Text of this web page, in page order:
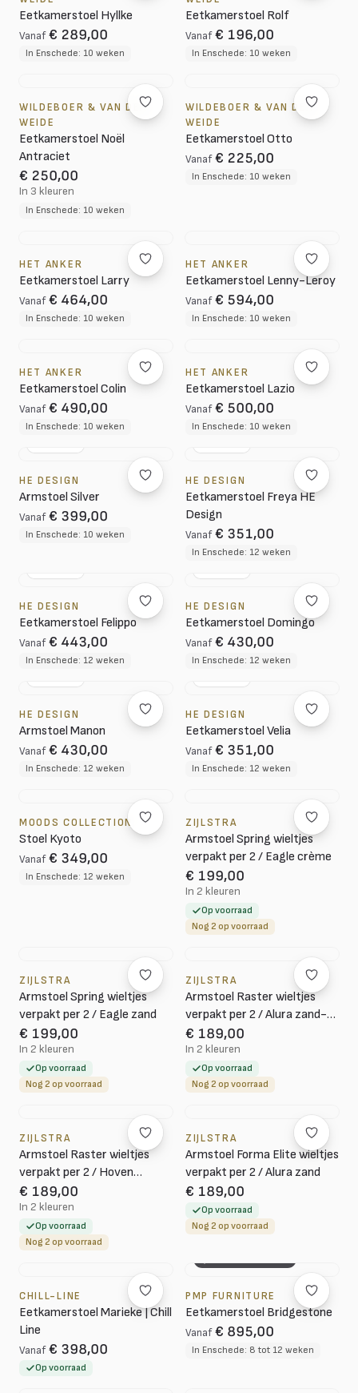
Eetkamerstoel Hyllke
Vanaf € 289,00
In Enschede: 10 weken
Eetkamerstoel Rolf
Vanaf € 196,00
In Enschede: 10 weken
WILDEBOER & VAN DER
WEIDE
Eetkamerstoel Noël
Antraciet
€ 250,00
In 3 kleuren
In Enschede: 10 weken
WILDEBOER & VAN DER
WEIDE
Eetkamerstoel Otto
Vanaf € 225,00
In Enschede: 10 weken
HET ANKER
Eetkamerstoel Larry
Vanaf € 464,00
In Enschede: 10 weken
HET ANKER
Eetkamerstoel Lenny-Leroy
Vanaf € 594,00
In Enschede: 10 weken
HET ANKER
Eetkamerstoel Colin
Vanaf € 490,00
In Enschede: 10 weken
HET ANKER
Eetkamerstoel Lazio
Vanaf € 500,00
In Enschede: 10 weken
HE DESIGN
Armstoel Silver
Vanaf € 399,00
In Enschede: 10 weken
HE DESIGN
Eetkamerstoel Freya HE
Design
Vanaf € 351,00
In Enschede: 12 weken
HE DESIGN
Eetkamerstoel Felippo
Vanaf € 443,00
In Enschede: 12 weken
HE DESIGN
Eetkamerstoel Domingo
Vanaf € 430,00
In Enschede: 12 weken
HE DESIGN
Armstoel Manon
Vanaf € 430,00
In Enschede: 12 weken
HE DESIGN
Eetkamerstoel Velia
Vanaf € 351,00
In Enschede: 12 weken
MOODS COLLECTION
Stoel Kyoto
Vanaf € 349,00
In Enschede: 12 weken
ZIJLSTRA
Armstoel Spring wieltjes
verpakt per 2 / Eagle crème
€ 199,00
In 2 kleuren
Op voorraad
Nog 2 op voorraad
ZIJLSTRA
Armstoel Spring wieltjes
verpakt per 2 / Eagle zand
€ 199,00
In 2 kleuren
Op voorraad
Nog 2 op voorraad
ZIJLSTRA
Armstoel Raster wieltjes
verpakt per 2 / Alura zand-
bruin
€ 189,00
In 2 kleuren
Op voorraad
Nog 2 op voorraad
ZIJLSTRA
Armstoel Raster wieltjes
verpakt per 2 / Hoven
taupe-bruin
€ 189,00
In 2 kleuren
Op voorraad
Nog 2 op voorraad
ZIJLSTRA
Armstoel Forma Elite wieltjes
verpakt per 2 / Alura zand
€ 189,00
Op voorraad
Nog 2 op voorraad
CHILL-LINE
Eetkamerstoel Marieke | Chill
Line
Vanaf € 398,00
Op voorraad
PMP FURNITURE
Eetkamerstoel Bridgestone
Vanaf € 895,00
In Enschede: 8 tot 12 weken